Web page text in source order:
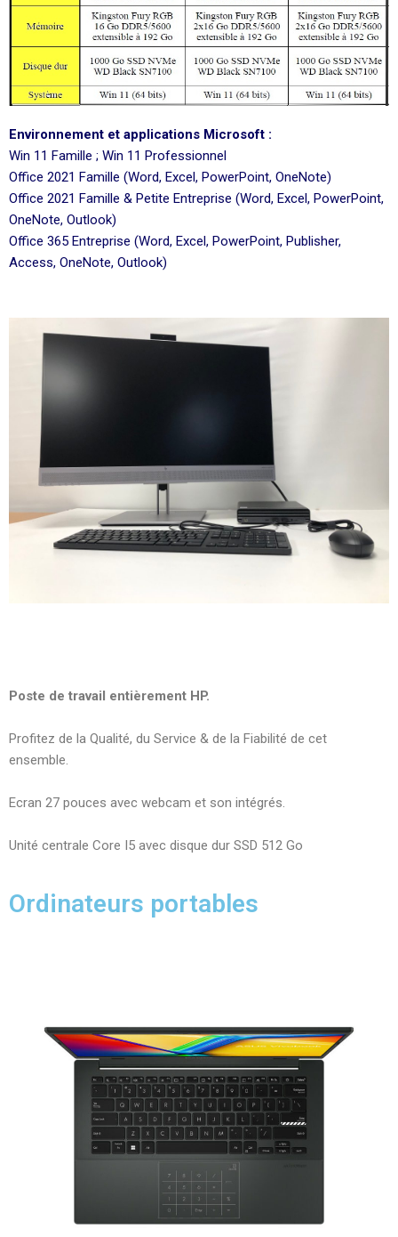
Environnement et applications Microsoft :
Win 11 Famille ; Win 11 Professionnel
Office 2021 Famille (Word, Excel, PowerPoint, OneNote)
Office 2021 Famille & Petite Entreprise (Word, Excel, PowerPoint,
OneNote, Outlook)
Office 365 Entreprise (Word, Excel, PowerPoint, Publisher,
Access, OneNote, Outlook)
Poste de travail entièrement HP.
Profitez de la Qualité, du Service & de la Fiabilité de cet
ensemble.
Ecran 27 pouces avec webcam et son intégrés.
Unité centrale Core I5 avec disque dur SSD 512 Go
Ordinateurs portables